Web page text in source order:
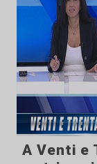
A Venti e